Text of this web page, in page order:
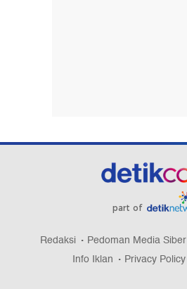
part of
Redaksi Pedoman Media Siber
Info Iklan
Privacy Policy